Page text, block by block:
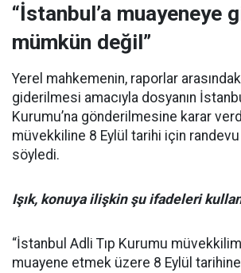
“İstanbul’a muayeneye
mümkün değil”
Yerel mahkemenin, raporlar
giderilmesi amacıyla dosyanın
Kurumu’na gönderilmesine karar
müvekkiline 8 Eylül tarihi için
söyledi.
Işık, konuya ilişkin şu ifadeleri
“İstanbul Adli Tıp Kurumu
muayene etmek üzere 8 Eylül